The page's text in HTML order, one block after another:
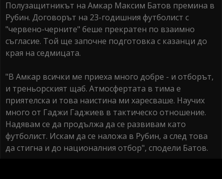
Полузащитникът на Амкар Максим Батов премина в
Рубин. Договорът на 23-годишния футболист с
"червено-черните" беше прекратен по взаимно
съгласие. Той ще започне подготовка с казанци до
края на седмицата.
"В Амкар всички ме приеха много добре - и отборът,
и треньорският щаб. Атмосфертата в тима е
приятелска и това наистина ми харесваше. Научих
много от Гаджи Гаджиев в тактическо отношение.
Надявам се да продължа да се развивам като
футболист. Искам да се наложа в Рубин, а след това
да стигна и до националния отбор", сподели Батов.